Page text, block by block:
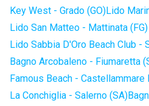
Key West - Grado (GO)Lido
Lido San Matteo - Mattinata (FG)
Lido Sabbia D'Oro Beach Club -
Bagno Arcobaleno - Fiumaretta
Famous Beach - Castellammare
La Conchiglia - Salerno (SA)